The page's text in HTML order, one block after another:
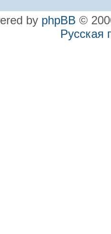
by phpBB ©
Русская